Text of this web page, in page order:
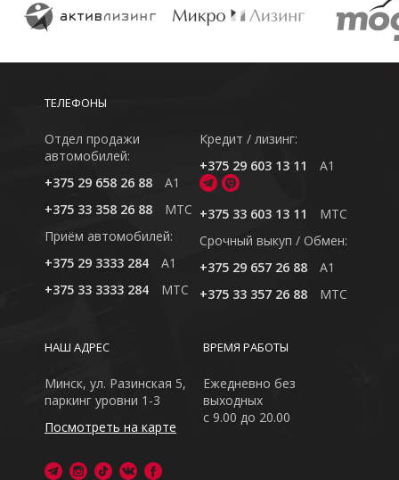
ТЕЛЕФОНЫ
Отдел продажи
автомобилей:
+375 29 658 26 88
A1
+375 33 358 26 88
MTC
Приём автомобилей:
+375 29 3333 284
A1
+375 33 3333 284
MTC
Кредит / лизинг:
+375 29 603 13 11
A1
+375 33 603 13 11
MTC
Cрочный выкуп / Обмен:
+375 29 657 26 88
A1
+375 33 357 26 88
MTC
ВРЕМЯ РАБОТЫ
Ежедневно без
выходных
с 9.00 до 20.00
НАШ АДРЕС
Минск, ул. Разинская 5,
паркинг уровни 1-3
Посмотреть на карте